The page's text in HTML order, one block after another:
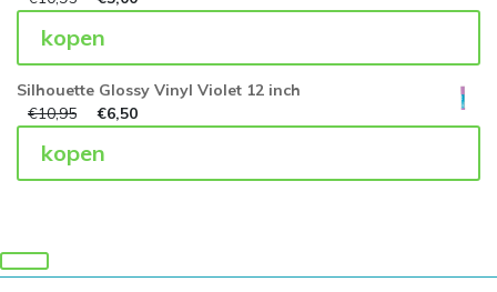
kopen
Silhouette Glossy Vinyl Violet 12 inch
€10,95 €6,50
kopen